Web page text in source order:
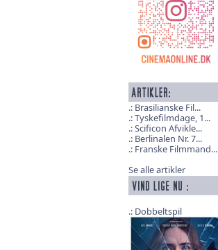
Brasilianske Fil...
Tyskefilmdage, 1...
Scificon Afvikle...
Berlinalen Nr. 7...
Franske Filmmand...
Se alle artikler
Dobbeltspil